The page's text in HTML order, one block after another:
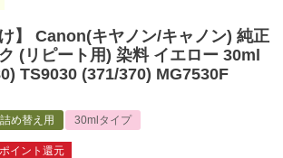
ド
】 Canon(キヤノン/キャノン) 純正
(リピート用) 染料 イエロー 30ml
TS9030 (371/370) MG7530F
詰め替え用 30mlタイプ
ポイント還元